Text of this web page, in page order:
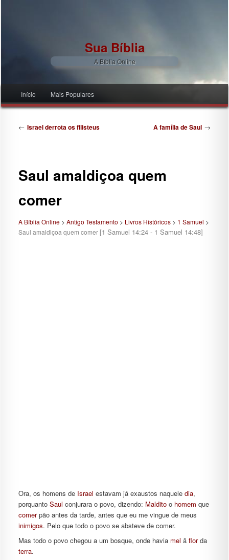
Sua Bíblia
A Bíblia Online
Pular para o conteúdo principal
Pular para o conteúdo secundário
Início Mais Populares
Navegação de posts A família de Saul →
← Israel derrota os filisteus
Saul amaldiçoa quem
comer
A Bíblia Online> Antigo Testamento > Livros Históricos> 1 Samuel >
Saul amaldiçoa quem comer [1 Samuel 14:24 - 1 Samuel 14:48]
Ora, os homens de Israel estavam já exaustos naquele dia,
porquanto Saul conjurara o povo, dizendo: Malditoo homem que
comerpão antes da tarde, antes que eu me vingue de meus
inimigos. Pelo que todo o povo se absteve de comer.
Mas todo o povo chegou a um bosque, onde havia mel ã florda
terra.